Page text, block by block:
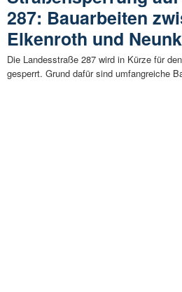
287: Bauarbeiten
Elkenroth und
Die Landesstraße 287 wird in Kürze für
gesperrt. Grund dafür sind umfangreiche